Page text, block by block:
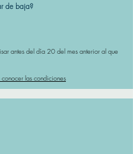
de baja?
antes del día 20 del mes anterior al que
las condiciones